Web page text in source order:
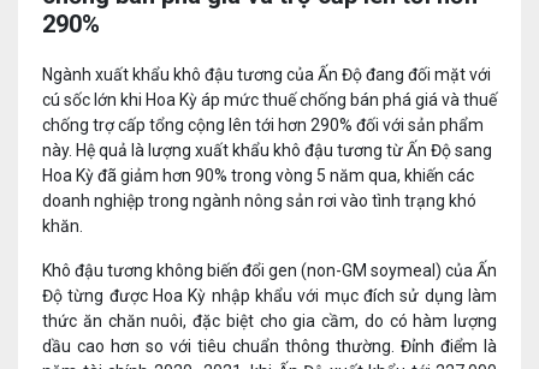
290%
Ngành xuất khẩu khô đậu tương của Ấn Độ đang đối mặt với
cú sốc lớn khi Hoa Kỳ áp mức thuế chống bán phá giá và thuế
chống trợ cấp tổng cộng lên tới hơn 290% đối với sản phẩm
này. Hệ quả là lượng xuất khẩu khô đậu tương từ Ấn Độ sang
Hoa Kỳ đã giảm hơn 90% trong vòng 5 năm qua, khiến các
doanh nghiệp trong ngành nông sản rơi vào tình trạng khó
khăn.
Khô đậu tương không biến đổi gen (non-GM soymeal) của Ấn
Độ từng được Hoa Kỳ nhập khẩu với mục đích sử dụng làm
thức ăn chăn nuôi, đặc biệt cho gia cầm, do có hàm lượng
dầu cao hơn so với tiêu chuẩn thông thường. Đỉnh điểm là